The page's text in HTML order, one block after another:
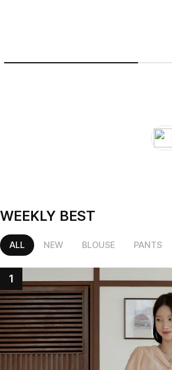
WEEKLY BEST
ALL NEW BLOUSE PANTS